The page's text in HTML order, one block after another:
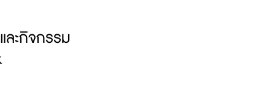
ละกิจกรรม